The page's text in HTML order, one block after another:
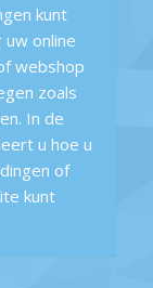
kunt
online
webshop
zoals
In de
u hoe u
of
kunt